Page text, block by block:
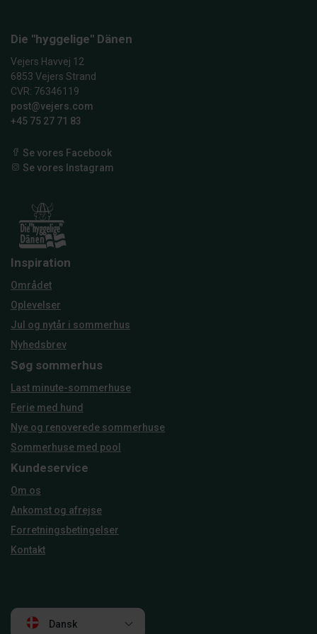
Die "hyggelige" Dänen
Vejers Havvej 12
6853 Vejers Strand
CVR: 76346119
post@vejers.com
+45 75 27 71 83
Se vores Facebook
Se vores Instagram
Inspiration
Området
Oplevelser
Jul og nytår i sommerhus
Nyhedsbrev
Søg sommerhus
Last minute-sommerhuse
Ferie med hund
Nye og renoverede sommerhuse
Sommerhuse med pool
Kundeservice
Om os
Ankomst og afrejse
Forretningsbetingelser
Kontakt
Dansk